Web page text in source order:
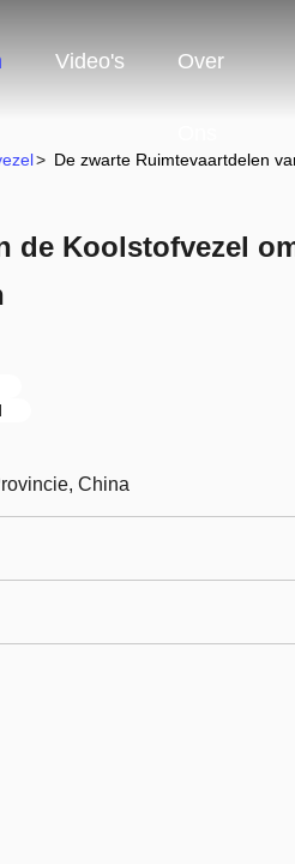
Video's Over
> De zwarte Ruimtevaartdelen
de Koolstofvezel
China